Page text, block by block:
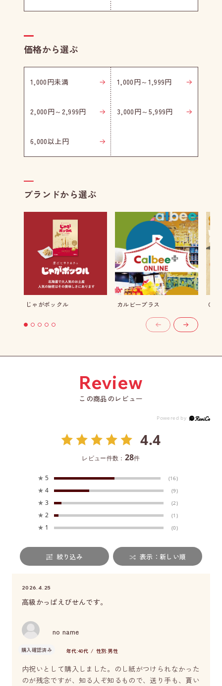
価格から選ぶ
1,000円未満 1,000円～1,999円
2,000円～2,999円 3,000円～5,999円
6,000以上円
ブランドから選ぶ
じゃがポックル カルビープラス
この商品のレビュー
4.4
レビュー件数： 28件
★ 5 (16)
★ 4 (9)
★ 3 (2)
★ 2 (1)
★ 1 (0)
絞り込み 表示：新しい順
2026.4.25
高級かっぱえびせんです。
no name
購入確認済み 年代:40代 性別:男性
内祝いとして購入しました。のし紙がつけられなかった
のが残念ですが、知る人ぞ知るもので、送り手も、貰い